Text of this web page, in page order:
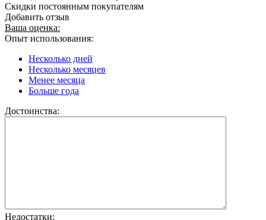
Скидки постоянным покупателям
Добавить отзыв
Ваша оценка:
Опыт использования:
Несколько дней
Несколько месяцев
Менее месяца
Больше года
Достоинства:
Недостатки: